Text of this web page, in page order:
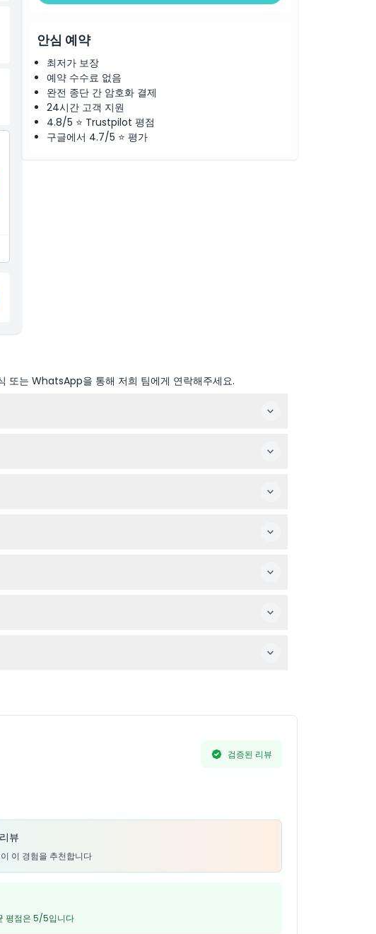
안심 예약
최저가 보장
예약 수수료 없음
완전 종단 간 암호화 결제
24시간 고객 지원
4.8/5 ⭐ Trustpilot 평점
구글에서 4.7/5 ⭐ 평가
또는 WhatsApp을 통해 저희 팀에게 연락해주세요.
검증된 리뷰
뷰
이 경험을 추천합니다
평점은 5/5입니다